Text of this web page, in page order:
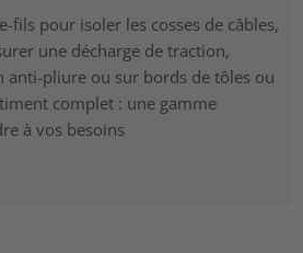
fils pour isoler les cosses de câbles,
une décharge de traction,
anti-pliure ou sur bords de tôles ou
complet : une gamme
à vos besoins